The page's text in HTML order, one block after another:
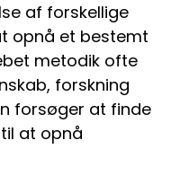
af forskellige
opnå et bestemt
metodik ofte
forskning
forsøger at finde
at opnå